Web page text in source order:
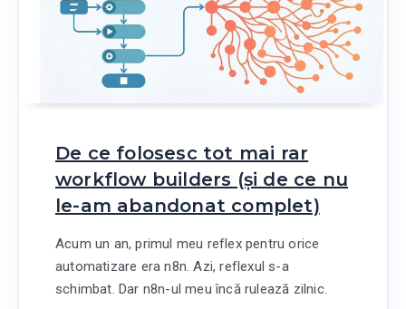
De ce folosesc tot mai rar
workflow builders (și de ce nu
le-am abandonat complet)
Acum un an, primul meu reflex pentru orice
automatizare era n8n. Azi, reflexul s-a
schimbat. Dar n8n-ul meu încă rulează zilnic.